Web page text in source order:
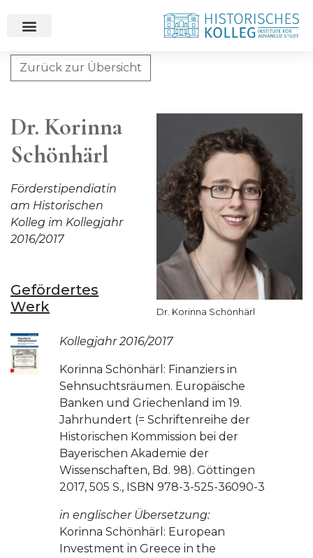
Zurück zur Übersicht
Dr. Korinna Schönhärl
Dr. Korinna Schönhärl
Dr. Korinna
Schönhärl
Förderstipendiatin
am Historischen
Kolleg im Kollegjahr
2016/2017
Gefördertes
Werk
Kollegjahr 2016/2017
Korinna Schönhärl: Finanziers in
Sehnsuchtsräumen. Europäische
Banken und Griechenland im 19.
Jahrhundert (= Schriftenreihe der
Historischen Kommission bei der
Bayerischen Akademie der
Wissenschaften, Bd. 98). Göttingen
2017, 505 S., ISBN 978-3-525-36090-3
in englischer Übersetzung:
Korinna Schönhärl: European
Investment in Greece in the